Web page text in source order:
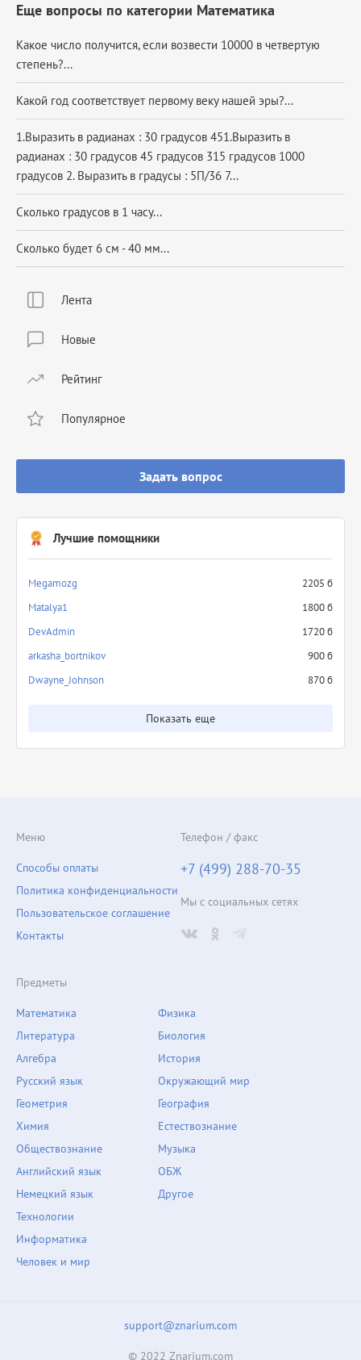
Лента
Новые
Рейтинг
Популярное
Задать вопрос
Лучшие помощники
Megamozg
2205 б
Matalya1
1800 б
DevAdmin
1720 б
arkasha_bortnikov
900 б
Dwayne_Johnson
870 б
Показать еще
Еще вопросы по категории Математика
Какое число получится, если возвести 10000 в четвертую
степень?...
Какой год соответствует первому веку нашей эры?...
1.Выразить в радианах : 30 градусов 451.Выразить в
радианах : 30 градусов 45 градусов 315 градусов 1000
градусов 2. Выразить в градусы : 5П/36 7...
Сколько градусов в 1 часу...
Сколько будет 6 см - 40 мм...
Предметы
Математика
Литература
Алгебра
Русский язык
Геометрия
Химия
Физика
Биология
История
Окружающий мир
География
Естествознание
Обществознание
Английский язык
Немецкий язык
Технологии
Информатика
Человек и мир
Музыка
ОБЖ
Другое
Меню
Способы оплаты
Политика конфиденциальности
Пользовательское соглашение
Контакты
Телефон / факс
+7 (499) 288-70-35
Мы с социальных сетях
© 2022 Znarium.com
support@znarium.com